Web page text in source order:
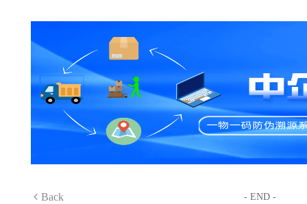
Back - END -